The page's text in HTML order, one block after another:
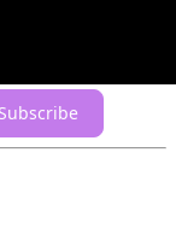
Subscribe